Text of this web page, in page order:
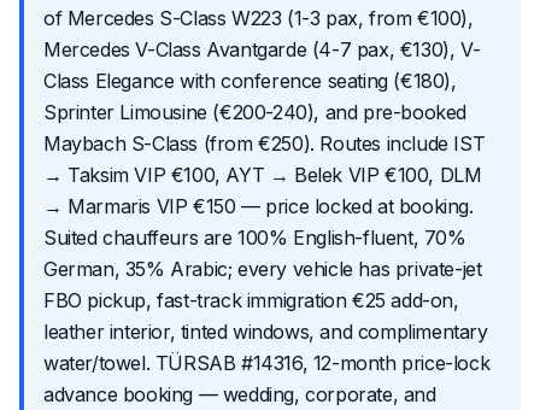
of Mercedes S-Class W223 (1-3 pax, from €100),
Mercedes V-Class Avantgarde (4-7 pax, €130), V-
Class Elegance with conference seating (€180),
Sprinter Limousine (€200-240), and pre-booked
Maybach S-Class (from €250). Routes include IST
→ Taksim VIP €100, AYT → Belek VIP €100, DLM
→ Marmaris VIP €150 — price locked at booking.
Suited chauffeurs are 100% English-fluent, 70%
German, 35% Arabic; every vehicle has private-jet
FBO pickup, fast-track immigration €25 add-on,
leather interior, tinted windows, and complimentary
water/towel. TÜRSAB #14316, 12-month price-lock
advance booking — wedding, corporate, and